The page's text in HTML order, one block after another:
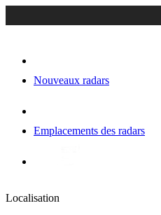
Nouveaux radars
Emplacements des radars
Localisation